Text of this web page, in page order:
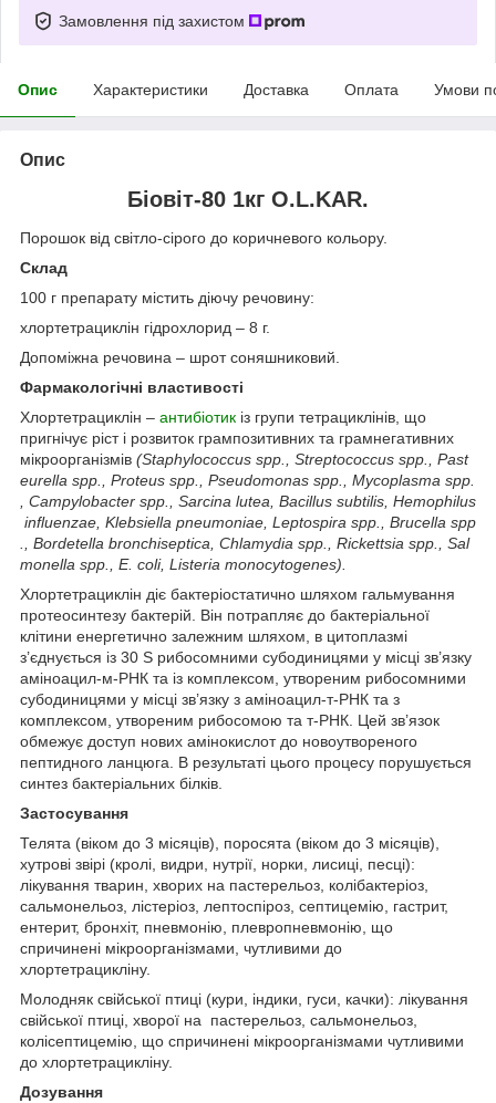
Замовлення під захистом
Опис Характеристики Доставка Оплата Умови
Опис
Біовіт-80 1кг O.L.KAR.
Порошок від світло-сірого до коричневого кольору.
Склад
100 г препарату містить діючу речовину:
хлортетрациклін гідрохлорид – 8 г.
Допоміжна речовина – шрот соняшниковий.
Фармакологічні властивості
Хлортетрациклін – антибіотик із групи тетрациклінів, що
пригнічує ріст і розвиток грампозитивних та грамнегативних
мікроорганізмів (Staphylococcus spp., Streptococcus spp., Past
eurella spp., Proteus spp., Pseudomonas spp., Mycoplasma spp.
, Campylobacter spp., Sarcina lutea, Bacillus subtilis, Hemophilus
influenzae, Klebsiella pneumoniae, Leptospira spp., Brucella spp
., Bordetella bronchiseptica, Chlamydia spp., Rickettsia spp., Sal
monella spp., E. coli, Listeria monocytogenes).
Хлортетрациклін діє бактеріостатично шляхом гальмування
протеосинтезу бактерій. Він потрапляє до бактеріальної
клітини енергетично залежним шляхом, в цитоплазмі
з’єднується із 30 S рибосомними субодиницями у місці зв’язку
аміноацил-м-РНК та із комплексом, утвореним рибосомними
субодиницями у місці зв’язку з аміноацил-т-РНК та з
комплексом, утвореним рибосомою та т-РНК. Цей зв’язок
обмежує доступ нових амінокислот до новоутвореного
пептидного ланцюга. В результаті цього процесу порушується
синтез бактеріальних білків.
Застосування
Телята (віком до 3 місяців), поросята (віком до 3 місяців),
хутрові звірі (кролі, видри, нутрії, норки, лисиці, песці):
лікування тварин, хворих на пастерельоз, колібактеріоз,
сальмонельоз, лістеріоз, лептоспіроз, септицемію, гастрит,
ентерит, бронхіт, пневмонію, плевропневмонію, що
спричинені мікроорганізмами, чутливими до
хлортетрацикліну.
Молодняк свійської птиці (кури, індики, гуси, качки): лікування
свійської птиці, хворої на пастерельоз, сальмонельоз,
колісептицемію, що спричинені мікроорганізмами чутливими
до хлортетрацикліну.
Дозування